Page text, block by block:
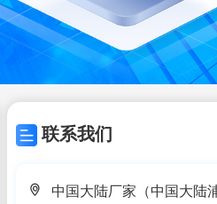
联系我们
中国大陆厂家（中国大陆